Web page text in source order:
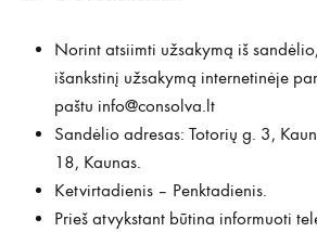
Norint atsiimti užsakymą iš
išankstinį užsakymą internetinėje
paštu info@consolva.lt
Sandėlio adresas: Totorių g. 3,
18, Kaunas.
Ketvirtadienis – Penktadienis.
Prieš atvykstant būtina informuoti